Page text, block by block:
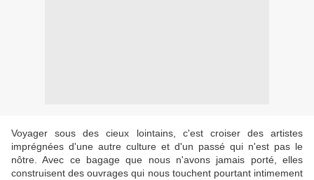
Voyager sous des cieux lointains, c'est croiser des artistes
imprégnées d'une autre culture et d'un passé qui n'est pas le
nôtre. Avec ce bagage que nous n'avons jamais porté, elles
construisent des ouvrages qui nous touchent pourtant intimement